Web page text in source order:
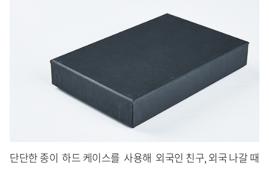
단단한 종이 하드 케이스를 사용해 외국인 친구, 외국 나갈 때